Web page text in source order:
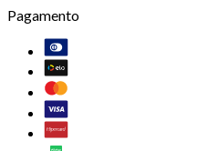
Pagamento